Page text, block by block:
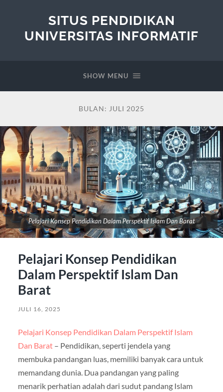
SITUS PENDIDIKAN
UNIVERSITAS INFORMATIF
SHOW MENU
BULAN: JULI 2025
Pelajari Konsep Pendidikan Dalam Perspektif Islam Dan Barat
Pelajari Konsep Pendidikan
Dalam Perspektif Islam Dan
Barat
JULI 16, 2025
Pelajari Konsep Pendidikan Dalam Perspektif Islam
Dan Barat– Pendidikan, seperti jendela yang
membuka pandangan luas, memiliki banyak cara untuk
memandang dunia. Dua pandangan yang paling
menarik perhatian adalah dari sudut pandang Islam